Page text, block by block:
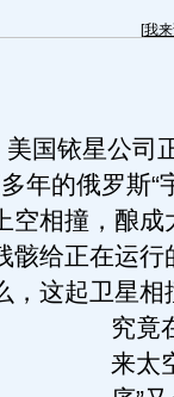
[我
铱星公司
年的俄罗斯“
空相撞，酿成
骸给正在运行
，这起卫星相
究竟
来太